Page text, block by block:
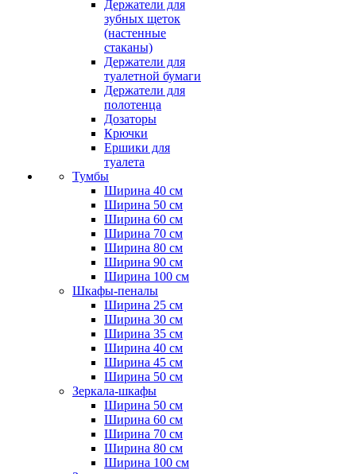
Держатели для
зубных щеток
(настенные
стаканы)
Держатели для
туалетной бумаги
Держатели для
полотенца
Дозаторы
Крючки
Ершики для
туалета
Тумбы
Ширина 40 см
Ширина 50 см
Ширина 60 см
Ширина 70 см
Ширина 80 см
Ширина 90 см
Ширина 100 см
Шкафы-пеналы
Ширина 25 см
Ширина 30 см
Ширина 35 см
Ширина 40 см
Ширина 45 см
Ширина 50 см
Зеркала-шкафы
Ширина 50 см
Ширина 60 см
Ширина 70 см
Ширина 80 см
Ширина 100 см